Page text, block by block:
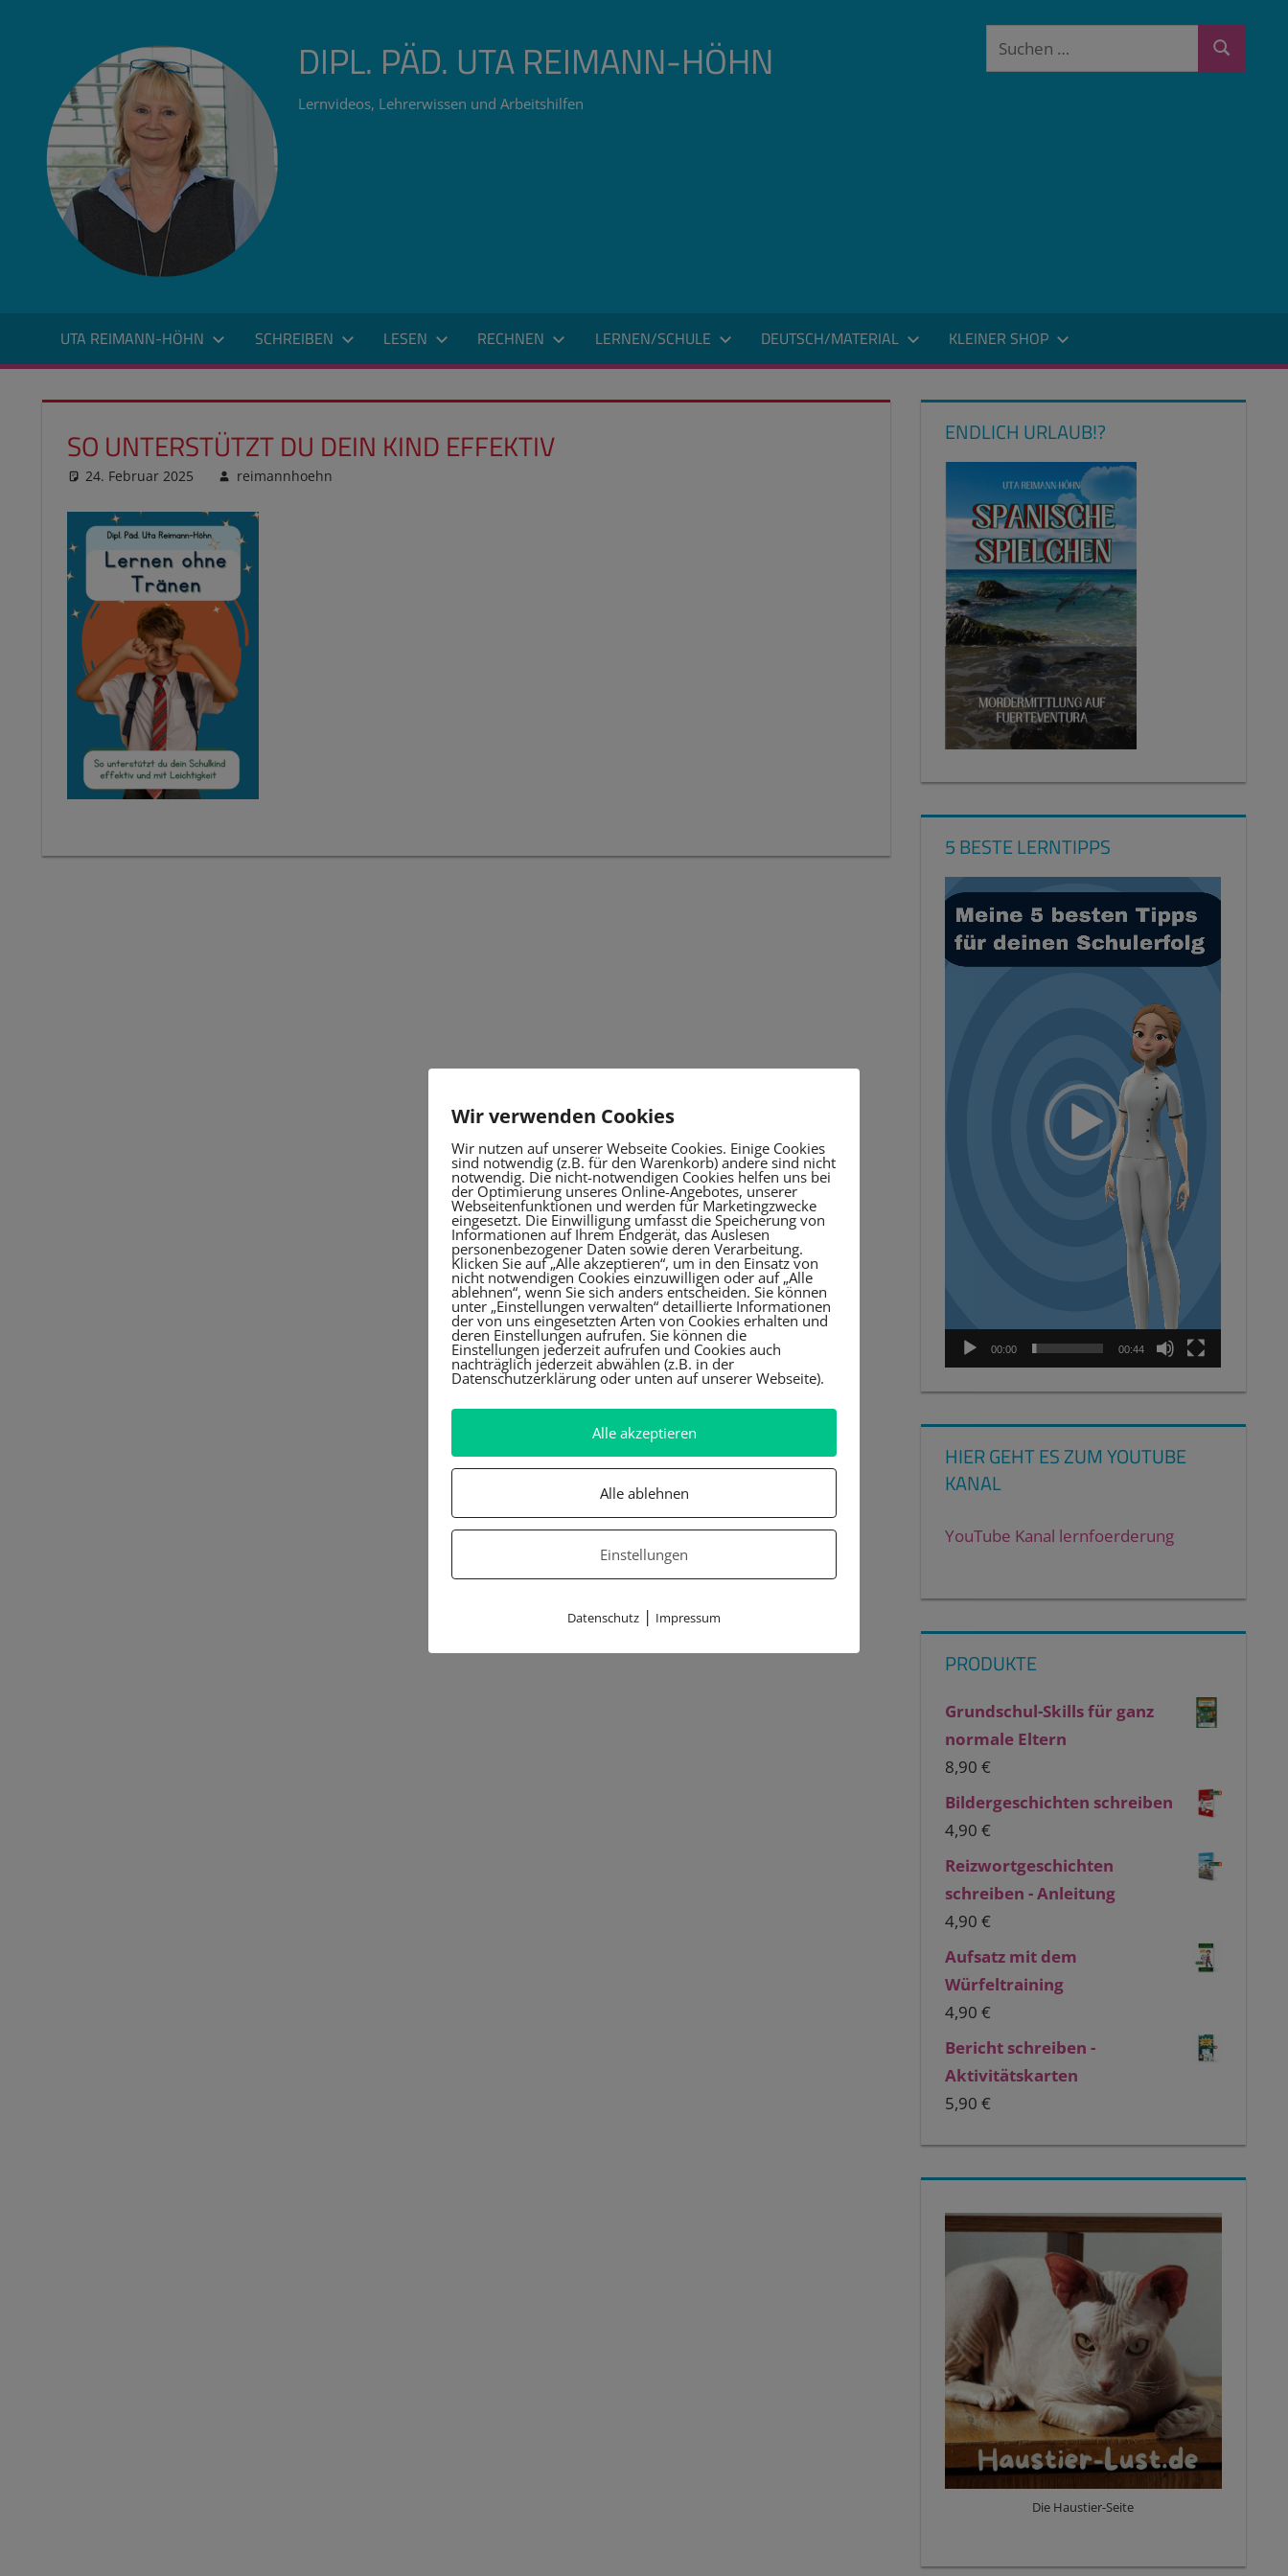
DIPL. PÄD. UTA REIMANN-HÖHN
Lernvideos, Lehrerwissen und Arbeitshilfen
Suchen
Suchen
UTA REIMANN-HÖHN SCHREIBEN LESEN RECHNEN LERNEN/SCHULE DEUTSCH/MATERIAL KLEINER SHOP
SO UNTERSTÜTZT DU DEIN KIND EFFEKTIV
24. Februar 2025 reimannhoehn
ENDLICH URLAUB!?
5 BESTE LERNTIPPS
Video-
Player
00:00 00:44
HIER GEHT ES ZUM YOUTUBE
KANAL
YouTube Kanal lernfoerderung
PRODUKTE
Grundschul-Skills für ganz
normale Eltern
8,90€
Bildergeschichten schreiben
4,90€
Reizwortgeschichten
schreiben - Anleitung
4,90€
Aufsatz mit dem
Würfeltraining
4,90€
Bericht schreiben -
Aktivitätskarten
5,90€
Die Haustier-Seite
Wir verwenden Cookies
Wir nutzen auf unserer Webseite Cookies. Einige Cookies
sind notwendig (z.B. für den Warenkorb) andere sind nicht
notwendig. Die nicht-notwendigen Cookies helfen uns bei
der Optimierung unseres Online-Angebotes, unserer
Webseitenfunktionen und werden für Marketingzwecke
eingesetzt. Die Einwilligung umfasst die Speicherung von
Informationen auf Ihrem Endgerät, das Auslesen
personenbezogener Daten sowie deren Verarbeitung.
Klicken Sie auf „Alle akzeptieren“, um in den Einsatz von
nicht notwendigen Cookies einzuwilligen oder auf „Alle
ablehnen“, wenn Sie sich anders entscheiden. Sie können
unter „Einstellungen verwalten“ detaillierte Informationen
der von uns eingesetzten Arten von Cookies erhalten und
deren Einstellungen aufrufen. Sie können die
Einstellungen jederzeit aufrufen und Cookies auch
nachträglich jederzeit abwählen (z.B. in der
Datenschutzerklärung oder unten auf unserer Webseite).
Alle akzeptieren
Alle ablehnen
Einstellungen
Datenschutz | Impressum